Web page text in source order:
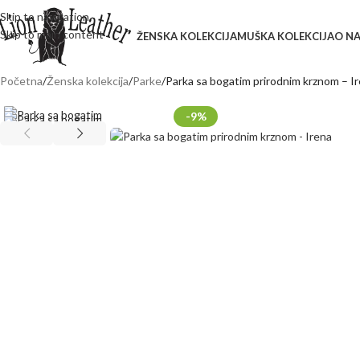
Skip to navigation
Skip to main content
ŽENSKA KOLEKCIJAMUŠKA KOLEKCIJAO
Početna Ženska kolekcija Parke Parka sa bogatim prirodnim krznom –
-9%